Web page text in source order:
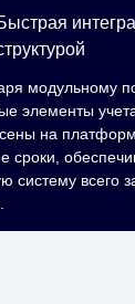
модульному
элементы
на
сроки,
систему всего